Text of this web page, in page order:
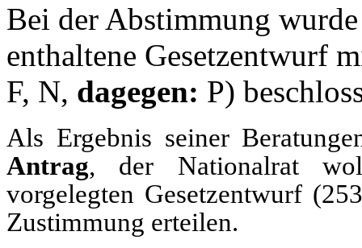
Bei der Abstimmung
enthaltene Gesetzentwurf
F, N, dagegen: P)
Als Ergebnis seiner
Antrag, der Nationalrat
vorgelegten Gesetzentwurf
Zustimmung erteilen.